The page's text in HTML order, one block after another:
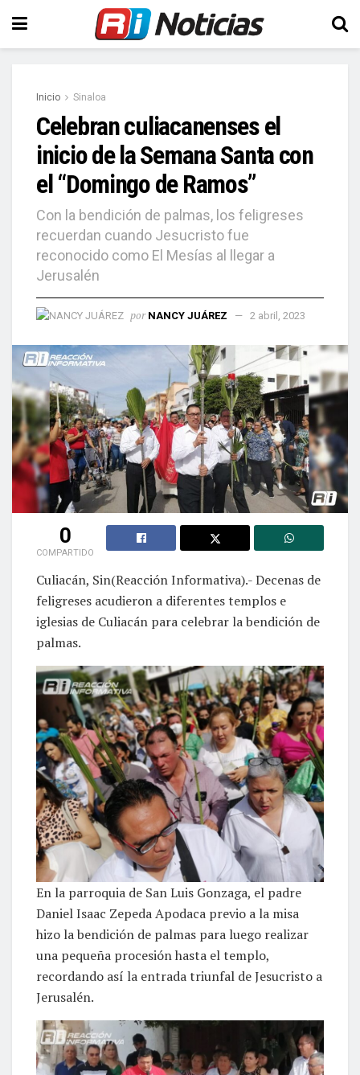
Inicio Sinaloa
Celebran culiacanenses el
inicio de la Semana Santa con
el “Domingo de Ramos”
Con la bendición de palmas, los feligreses
recuerdan cuando Jesucristo fue
reconocido como El Mesías al llegar a
Jerusalén
por NANCY JUÁREZ 2 abril, 2023
0
COMPARTIDO
Culiacán, Sin(Reacción Informativa).- Decenas de
feligreses acudieron a diferentes templos e
iglesias de Culiacán para celebrar la bendición de
palmas.
En la parroquia de San Luis Gonzaga, el padre
Daniel Isaac Zepeda Apodaca previo a la misa
hizo la bendición de palmas para luego realizar
una pequeña procesión hasta el templo,
recordando así la entrada triunfal de Jesucristo a
Jerusalén.